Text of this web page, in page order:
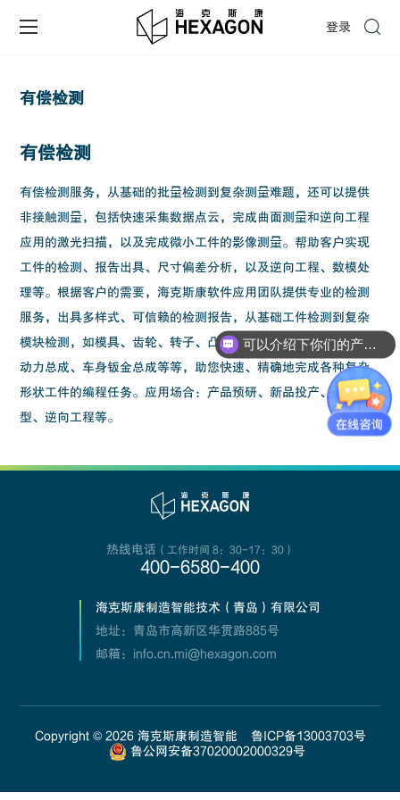
登录
有偿检测
有偿检测
有偿检测服务，从基础的批量检测到复杂测量难题，还可以提供
非接触测量，包括快速采集数据点云，完成曲面测量和逆向工程
应用的激光扫描，以及完成微小工件的影像测量。帮助客户实现
工件的检测、报告出具、尺寸偏差分析，以及逆向工程、数模处
理等。根据客户的需要，海克斯康软件应用团队提供专业的检测
服务，出具多样式、可信赖的检测报告，从基础工件检测到复杂
模块检测，如模具、齿轮、转子、凸轮轴ꢀ、发动机叶轮叶片、
动力总成、车身钣金总成等等，助您快速、精确地完成各种复杂
形状工件的编程任务。应用场合：产品预研、新品投产、产品换
型、逆向工程等。
热线电话 （工作时间 8：30-17：30）
400-6580-400
海克斯康制造智能技术（青岛）有限公司
地址：青岛市高新区华贯路885号
邮箱：info.cn.mi@hexagon.com
Copyright © 2026海克斯康制造智能
鲁ICP备13003703号
鲁公网安备37020002000329号
可以介绍下你们的产品么？